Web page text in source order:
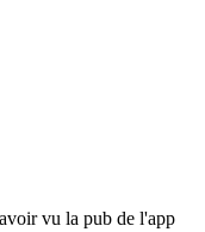
vu la pub de l'app